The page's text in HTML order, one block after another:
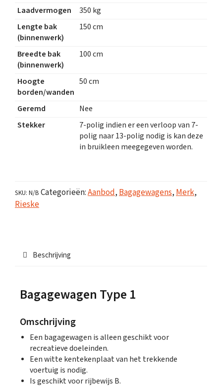
Laadvermogen
350 kg
Lengte bak
(binnenwerk)
150 cm
Breedte bak
(binnenwerk)
100 cm
Hoogte
borden/wanden
50 cm
Geremd
Nee
Stekker
7-polig indien er een verloop van 7-
polig naar 13-polig nodig is kan deze
in bruikleen meegegeven worden.
SKU: N/B Categorieën:Aanbod, Bagagewagens, Merk,
Rieske
Beschrijving
Bagagewagen Type 1
Omschrijving
Een bagagewagen is alleen geschikt voor
recreatieve doeleinden.
Een witte kentekenplaat van het trekkende
voertuig is nodig.
Is geschikt voor rijbewijs B.